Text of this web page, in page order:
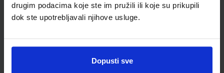
drugim podacima koje ste im pružili ili koje su prikupili
dok ste upotrebljavali njihove usluge.
Dopusti sve
Newsletter prijava
Prijavite se kako bi primali informacije o novim
proizvodima i uslugama, akcijama i drugim
pogodnostima